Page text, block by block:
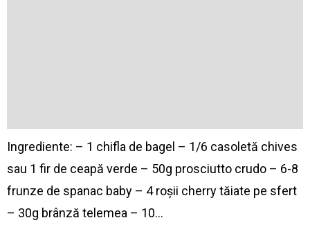
Ingrediente: – 1 chifla de bagel – 1/6 casoletă chives
sau 1 fir de ceapă verde – 50g prosciutto crudo – 6-8
frunze de spanac baby – 4 roșii cherry tăiate pe sfert
– 30g brânză telemea – 10…